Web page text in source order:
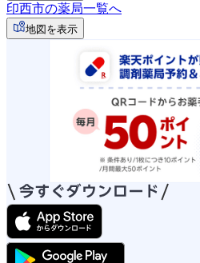
印西市の薬局一覧へ
地図を表示